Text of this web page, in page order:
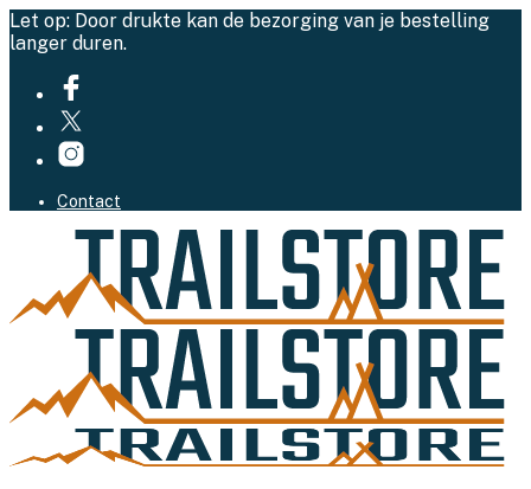
Let op: Door drukte kan de bezorging van je bestelling
langer duren.
Contact